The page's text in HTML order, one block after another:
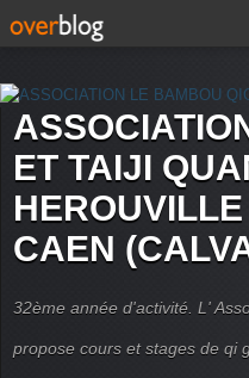
ET TAIJI
CAEN
32ème année d'activité. L'
propose cours et stages de qi